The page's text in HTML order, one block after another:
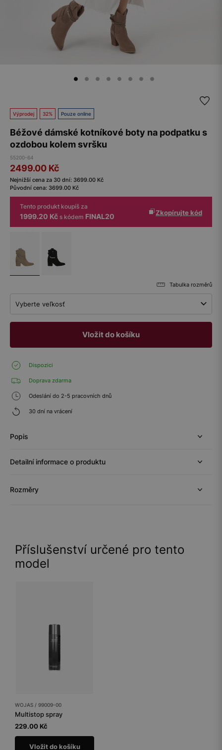
Výprodej 32% Pouze online
Béžové dámské kotníkové boty na podpatku s
ozdobou kolem svršku
55200-64
2499.00 Kč
Nejnižší cena za 30 dní: 3699.00 Kč
Původní cena: 3699.00 Kč
Tento produkt koupíš za
1999.20 Kč s kódem FINAL20 Zkopírujte kód
Tabulka rozměrů
Vyberte veľkosť
Vložit do košíku
Dispozici
Doprava zdarma
Odeslání do 2-5 pracovních dnů
30 dní na vrácení
Popis
Detailní informace o produktu
Rozměry
Příslušenství určené pro tento
model
WOJAS / 99009-00
Multistop spray
229.00 Kč
Vložit do košíku